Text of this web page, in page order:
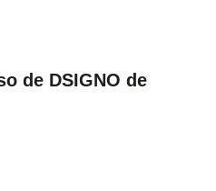
de DSIGNO de